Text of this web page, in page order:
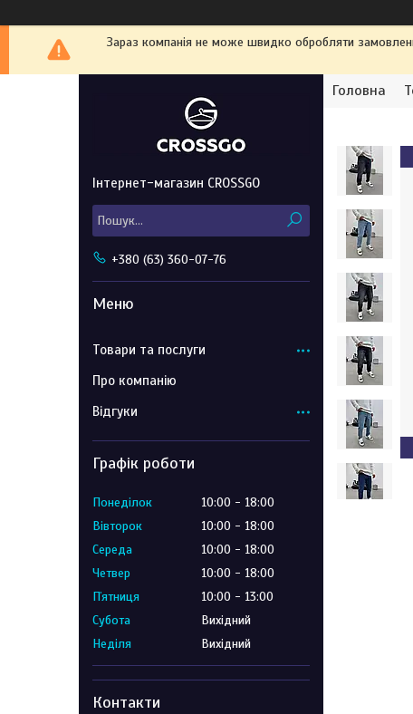
Зараз компанія не може швидко обробляти
Головна
Інтернет-магазин CROSSGO
+380 (63) 360-07-76
Товари та послуги
Про компанію
Відгуки
Графік роботи
Понеділок 10:00
18:00
Вівторок
10:00
18:00
Середа
10:00
18:00
Четвер
10:00
18:00
Пʼятниця
10:00
13:00
Субота
Вихідний
Неділя
Вихідний
Контакти